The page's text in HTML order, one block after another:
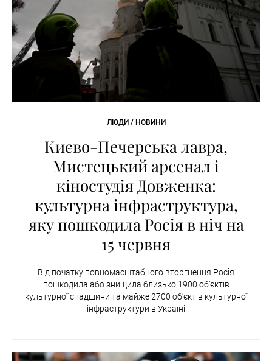
ЛЮДИ / НОВИНИ
Києво-Печерська лавра,
Мистецький арсенал і
кіностудія Довженка:
культурна інфраструктура,
яку пошкодила Росія в ніч на
15 червня
Від початку повномасштабного вторгнення Росія
пошкодила або знищила близько 1900 об’єктів
культурної спадщини та майже 2700 об’єктів культурної
інфраструктури в Україні